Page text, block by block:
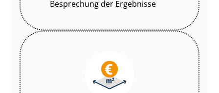
Besprechung der Ergebnisse